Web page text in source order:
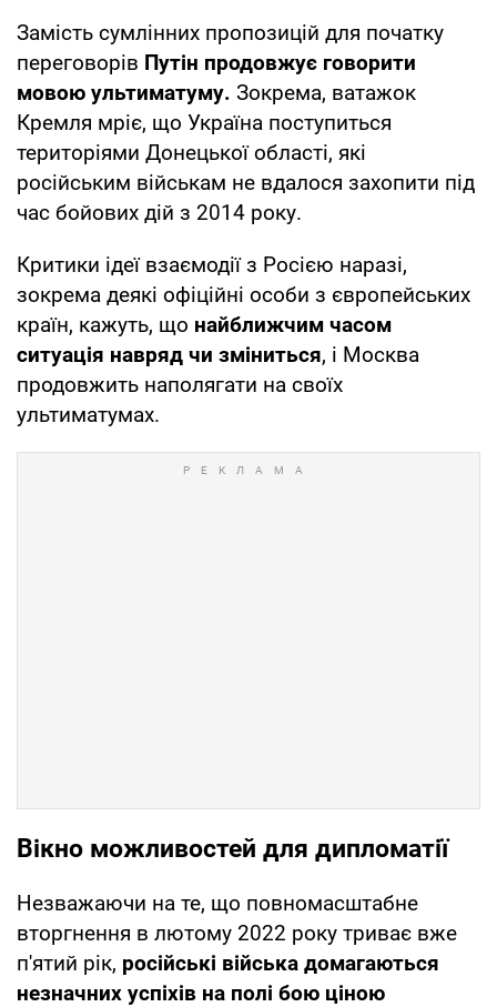
Замість сумлінних пропозицій для початку
переговорів Путін продовжує говорити
мовою ультиматуму. Зокрема, ватажок
Кремля мріє, що Україна поступиться
територіями Донецької області, які
російським військам не вдалося захопити під
час бойових дій з 2014 року.
Критики ідеї взаємодії з Росією наразі,
зокрема деякі офіційні особи з європейських
країн, кажуть, що найближчим часом
ситуація навряд чи зміниться, і Москва
продовжить наполягати на своїх
ультиматумах.
Вікно можливостей для дипломатії
Незважаючи на те, що повномасштабне
вторгнення в лютому 2022 року триває вже
п'ятий рік, російські війська домагаються
незначних успіхів на полі бою ціною